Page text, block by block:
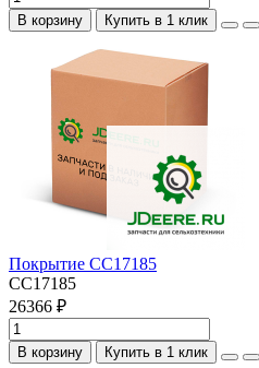
В корзину Купить в 1 клик
Покрытие CC17185
CC17185
26366 ₽
В корзину Купить в 1 клик